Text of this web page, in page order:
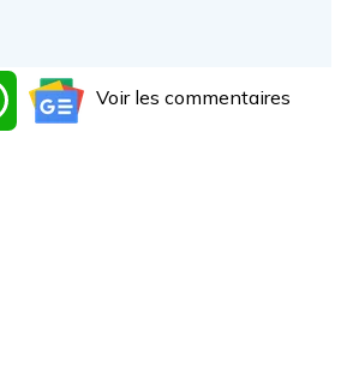
WhatsAppVoir les commentaires